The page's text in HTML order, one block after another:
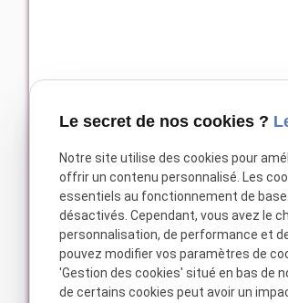
Le secret de nos cookies ?
Notre site utilise des cookies pour
offrir un contenu personnalisé. Les
essentiels au fonctionnement de
désactivés. Cependant, vous avez le
personnalisation, de performance et
pouvez modifier vos paramètres de
'Gestion des cookies' situé en bas de
de certains cookies peut avoir un